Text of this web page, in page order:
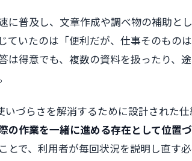
に普及し、文章作成や調べ物の補助と
ていたのは「便利だが、仕事そのもの
は得意でも、複数の資料を扱ったり、
づらさを解消するために設計された
の作業を一緒に進める存在として位置
とで、利用者が毎回状況を説明し直す